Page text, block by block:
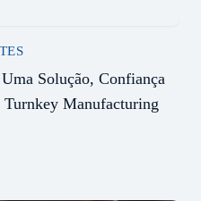
Solução, Confiança
Manufacturing